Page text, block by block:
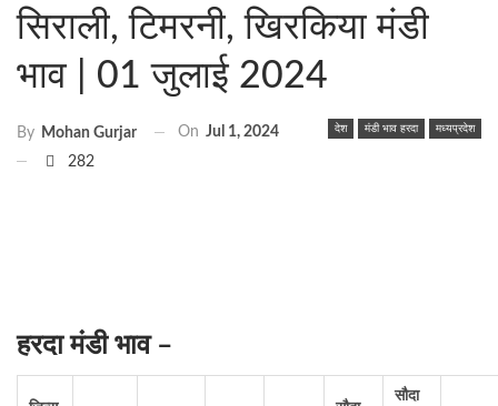
सिराली, टिमरनी, खिरकिया मंडी
भाव | 01 जुलाई 2024
देश मंडी भाव हरदा मध्यप्रदेश
By Mohan Gurjar On Jul 1, 2024
282
हरदा मंडी भाव –
सौदा